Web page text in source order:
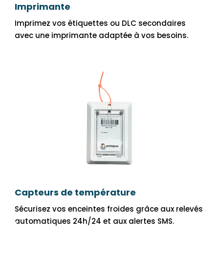
Imprimante
Imprimez vos étiquettes ou DLC secondaires
avec une imprimante adaptée à vos besoins.
Capteurs de température
Sécurisez vos enceintes froides grâce aux relevés
automatiques 24h/24 et aux alertes SMS.